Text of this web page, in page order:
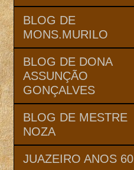
BLOG DE
MONS.MURILO
BLOG DE DONA
ASSUNÇÃO
GONÇALVES
BLOG DE MESTRE
NOZA
JUAZEIRO ANOS 60